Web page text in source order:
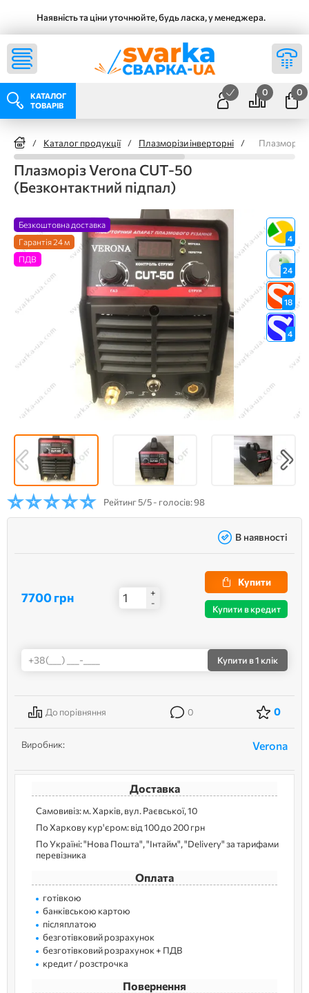
Наявність та ціни уточнюйте, будь ласка, у менеджера.
КАТАЛОГ
ТОВАРІВ
0 0
/ Каталог продукції / Плазморізи інверторні / Плазморіз
Плазморіз Verona CUT-50
(Безконтактний підпал)
Безкоштовна доставка
Гарантія 24 м
ПДВ
4
24
18
4
Рейтинг5/5 - голосів: 98
В наявності
7700 грн
+
-
Купити
Купити в кредит
Купити в 1 клік
До порівняння 0 0
Виробник: Verona
Доставка
Самовивіз: м. Харків, вул. Раєвської, 10
По Харкову кур'єром: від 100 до 200 грн
По Україні: "Нова Пошта", "Інтайм", "Delivery" за тарифами
перевізника
Оплата
готівкою
банківською картою
післяплатою
безготівковий розрахунок
безготівковий розрахунок + ПДВ
кредит / розстрочка
Повернення